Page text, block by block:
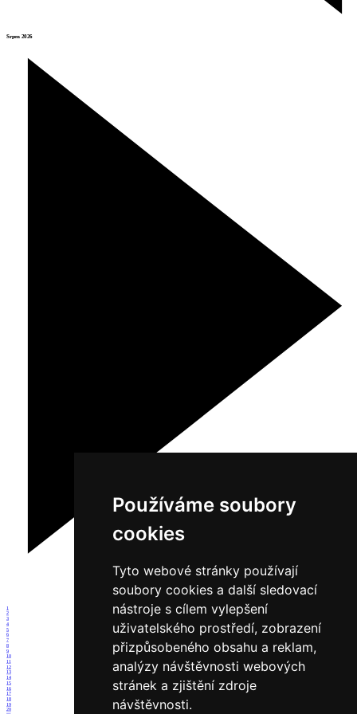
Používáme soubory
cookies
Tyto webové stránky používají
soubory cookies a další sledovací
nástroje s cílem vylepšení
uživatelského prostředí, zobrazení
přizpůsobeného obsahu a reklam,
analýzy návštěvnosti webových
stránek a zjištění zdroje
návštěvnosti.
Srpen 2026
1
2
3
4
5
6
7
8
9
10
11
12
13
14
15
16
17
18
19
20